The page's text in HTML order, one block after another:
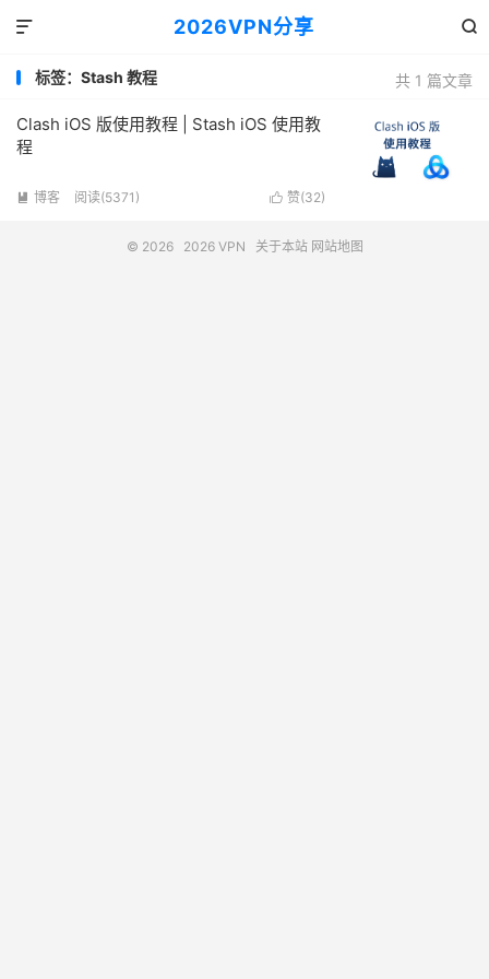
2026VPN分享 

共 1 篇文章
标签：Stash 教程
Clash iOS 版使用教程 | Stash iOS 使用教
程
 赞(32)
 博客 阅读(5371)
© 2026 2026 VPN 关于本站 网站地图